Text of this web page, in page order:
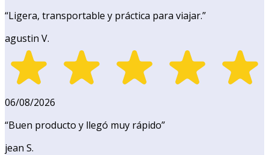
“Ligera, transportable y práctica para viajar.”
agustin V.
06/08/2026
“Buen producto y llegó muy rápido”
jean S.